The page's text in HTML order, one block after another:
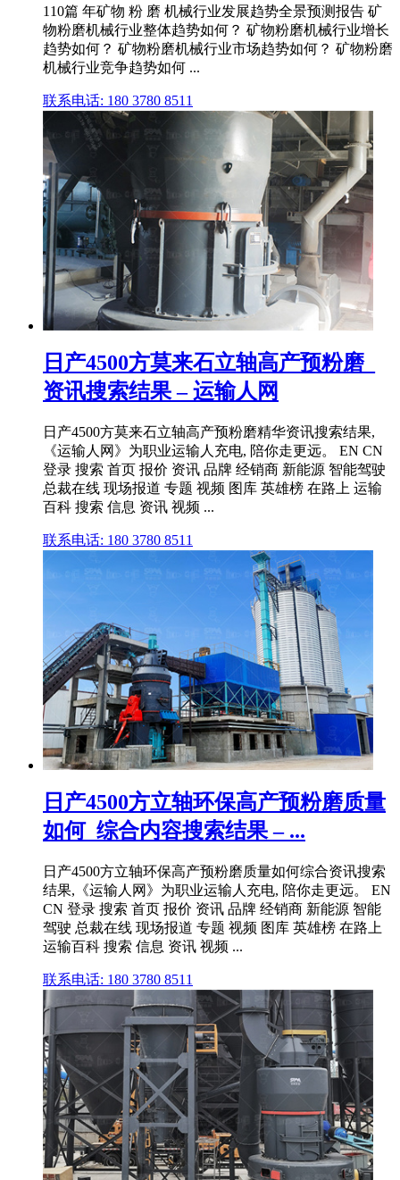
110篇 年矿物 粉 磨 机械行业发展趋势全景预测报告 矿
物粉磨机械行业整体趋势如何？ 矿物粉磨机械行业增长
趋势如何？ 矿物粉磨机械行业市场趋势如何？ 矿物粉磨
机械行业竞争趋势如何 ...
联系电话: 180 3780 8511
日产4500方莫来石立轴高产预粉磨_
资讯搜索结果 – 运输人网
日产4500方莫来石立轴高产预粉磨精华资讯搜索结果,
《运输人网》为职业运输人充电, 陪你走更远。 EN CN
登录 搜索 首页 报价 资讯 品牌 经销商 新能源 智能驾驶
总裁在线 现场报道 专题 视频 图库 英雄榜 在路上 运输
百科 搜索 信息 资讯 视频 ...
联系电话: 180 3780 8511
日产4500方立轴环保高产预粉磨质量
如何_综合内容搜索结果 – ...
日产4500方立轴环保高产预粉磨质量如何综合资讯搜索
结果,《运输人网》为职业运输人充电, 陪你走更远。 EN
CN 登录 搜索 首页 报价 资讯 品牌 经销商 新能源 智能
驾驶 总裁在线 现场报道 专题 视频 图库 英雄榜 在路上
运输百科 搜索 信息 资讯 视频 ...
联系电话: 180 3780 8511